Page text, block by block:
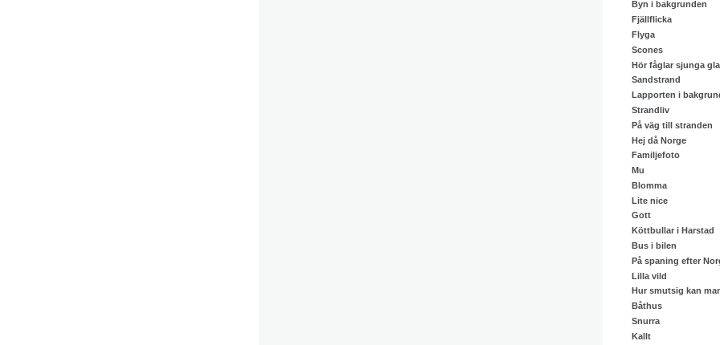
Byn i bakgrunden
Fjällflicka
Flyga
Scones
Hör fåglar sjunga
Sandstrand
Lapporten i
Strandliv
På väg till stranden
Hej då Norge
Familjefoto
Mu
Blomma
Lite nice
Gott
Köttbullar i Harstad
Bus i bilen
På spaning efter
Lilla vild
Hur smutsig kan
Båthus
Snurra
Kallt